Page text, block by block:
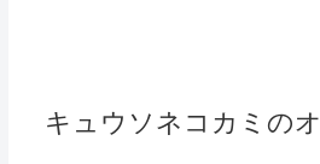
キュウソネコカミの